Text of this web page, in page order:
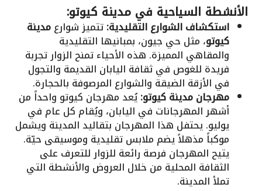
الأنشطة السياحية في مدينة كيوتو:
استكشاف الشوارع التقليدية:تتميز شوارعمدينة
كيوتو، مثل حي جيون، بمبانيها التقليدية
والمقاهي المميزة. هذه الأحياء تمنح الزوار تجربة
فريدة للغوص في ثقافة اليابان القديمة والتجول
في الأزقة الضيقة والشوارع المرصوفة بالحجارة.
مهرجان مدينة كيوتو:يُعد مهرجان كيوتو واحداً من
أشهر المهرجانات في اليابان، ويُقام كل عام في
يوليو. يحتفل هذا المهرجان بتقاليد المدينة ويشمل
موكباً مذهلاً يضم ملابس تقليدية وموسيقى حيّة.
يتيح المهرجان فرصة رائعة للزوار للتعرف على
الثقافة المحلية من خلال العروض والأنشطة التي
تملأ المدينة.